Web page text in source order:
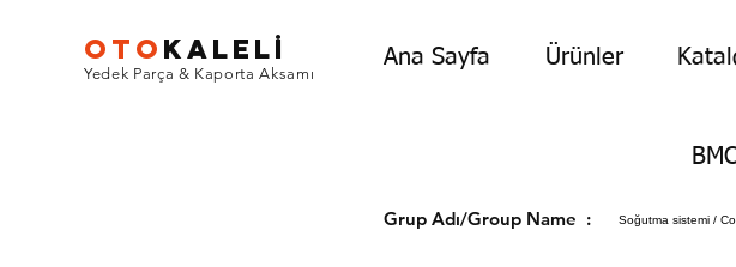
Ana Sayfa Ürünler
OTO KALELİ
Yedek Parça & Kaporta Aksamı
Grup Adı/Group Name :Soğutma sistemi /